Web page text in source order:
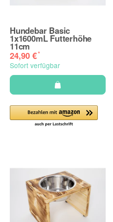
Hundebar Basic
1x1600mL Futterhöhe
11cm
24,90 €*
Sofort verfügbar